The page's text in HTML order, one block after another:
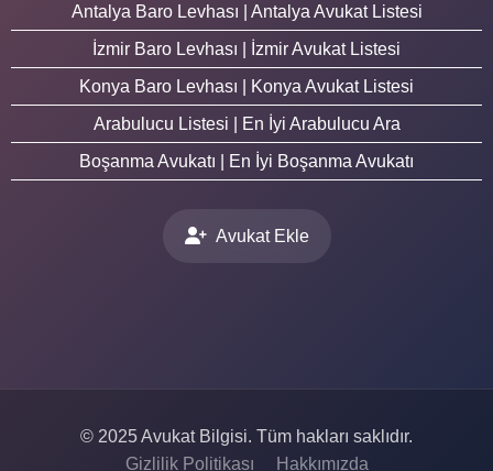
Antalya Baro Levhası | Antalya Avukat Listesi
İzmir Baro Levhası | İzmir Avukat Listesi
Konya Baro Levhası | Konya Avukat Listesi
Arabulucu Listesi | En İyi Arabulucu Ara
Boşanma Avukatı | En İyi Boşanma Avukatı
Avukat Ekle
© 2025 Avukat Bilgisi. Tüm hakları saklıdır.
Gizlilik Politikası
Hakkımızda